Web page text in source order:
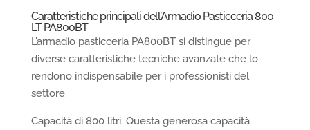
Caratteristiche principali dell’Armadio Pasticceria 800
LT PA800BT
L’armadio pasticceria PA800BT si distingue per
diverse caratteristiche tecniche avanzate che lo
rendono indispensabile per i professionisti del
settore.
Capacità di 800 litri: Questa generosa capacità